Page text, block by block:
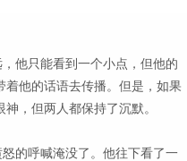
他只能看到一个小点，但他的
他的话语去传播。但是，如果
，但两人都保持了沉默。
的呼喊淹没了。他往下看了一